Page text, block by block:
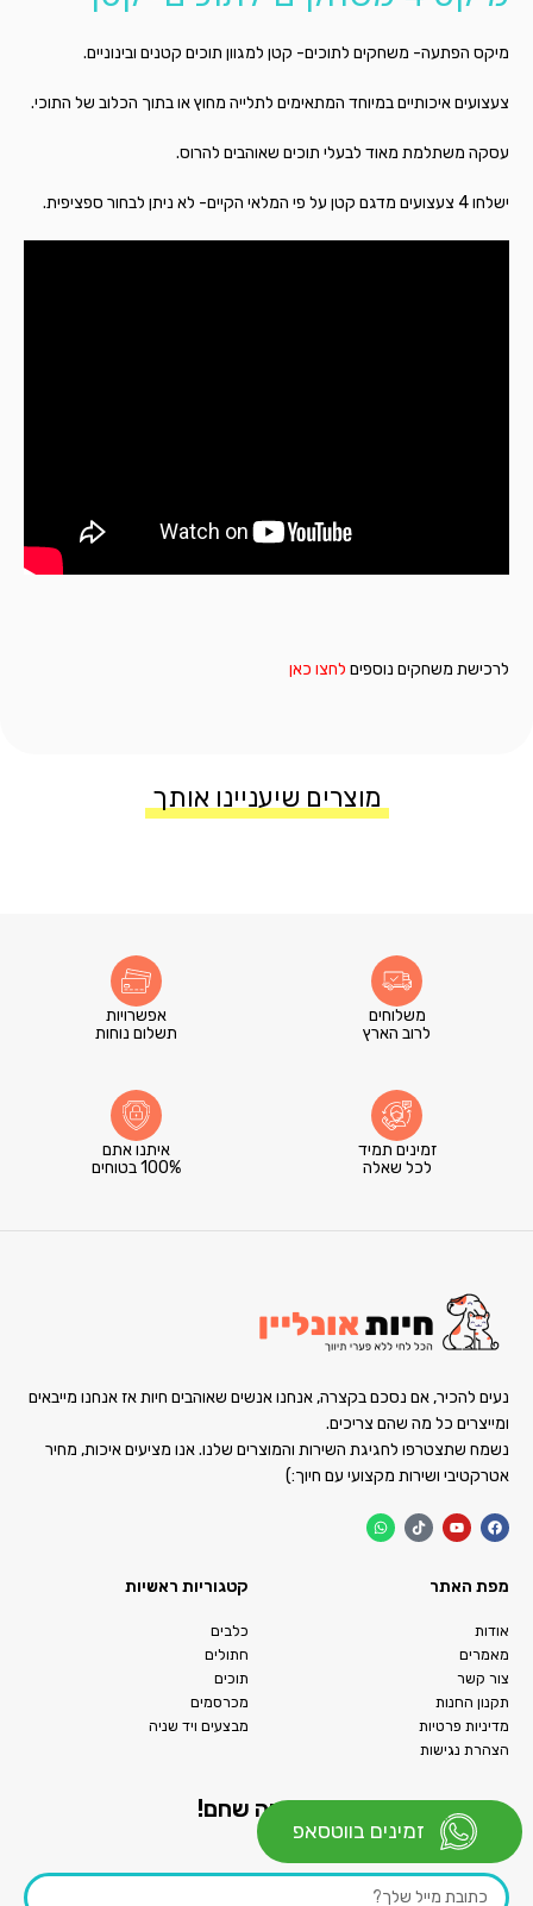
מיקס הפתעה- משחקים לתוכים- קטן למגוון תוכים קטנים ובינוניים.
צעצועים איכותיים במיוחד המתאימים לתלייה מחוץ או בתוך הכלוב של התוכי.
עסקה משתלמת מאוד לבעלי תוכים שאוהבים להרוס.
ישלחו 4 צעצועים מדגם קטן על פי המלאי הקיים- לא ניתן לבחור ספציפית.
לרכישת משחקים נוספים לחצו כאן
מוצרים שיעניינו אותך
משלוחים
לרוב הארץ
אפשרויות
תשלום נוחות
זמינים תמיד
לכל שאלה
איתנו אתם
100% בטוחים
נעים להכיר, אם נסכם בקצרה, אנחנו אנשים שאוהבים חיות אז אנחנו מייבאים
ומייצרים כל מה שהם צריכים.
נשמח שתצטרפו לחגיגת השירות והמוצרים שלנו. אנו מציעים איכות, מחיר
אטרקטיבי ושירות מקצועי עם חיוך:)
מפת האתר
אודות
מאמרים
צור קשר
תקנון החנות
מדיניות פרטיות
הצהרת נגישות
קטגוריות ראשיות
כלבים
חתולים
תוכים
מכרסמים
מבצעים ויד שניה
התעדכנו ראשונים בכל מה שחם!
אנחנו לא מציקים רק מעדכנים:)
זמינים בווטסאפ